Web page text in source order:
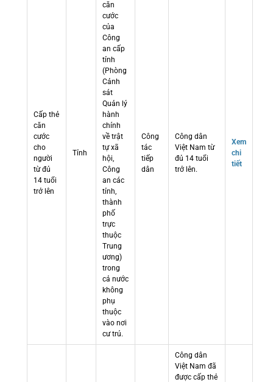
Cấp thẻ
căn
cước
cho
người
từ đủ
14 tuổi
trở lên
Tỉnh
căn
cước
của
Công
an cấp
tỉnh
(Phòng
Cảnh
sát
Quản lý
hành
chính
về trật
tự xã
hội,
Công
an các
tỉnh,
thành
phố
trực
thuộc
Trung
ương)
trong
cả nước
không
phụ
thuộc
vào nơi
cư trú.
Công
tác
tiếp
dân
Công dân
Việt Nam từ
đủ 14 tuổi
trở lên.
Xem
chi
tiết
Công dân
Việt Nam đã
được cấp thẻ